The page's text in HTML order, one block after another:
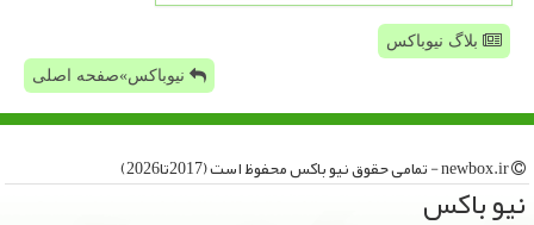
بلاگ نیوباکس
نیوباکس»صفحه اصلی
نیو باكس